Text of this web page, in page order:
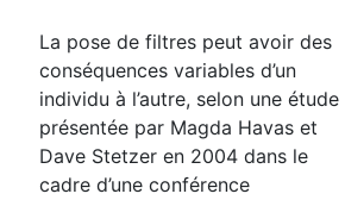
La pose de filtres peut avoir des
conséquences variables d’un
individu à l’autre, selon une étude
présentée par Magda Havas et
Dave Stetzer en 2004 dans le
cadre d’une conférence